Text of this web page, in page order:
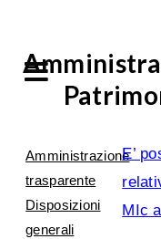
Amministrazione
trasparente
Disposizioni
generali
E’
MIc